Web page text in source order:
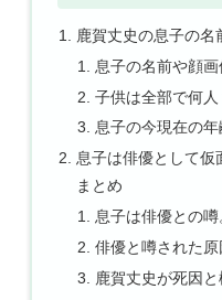
鹿賀丈史の息子の
息子の名前や顔
子供は全部で何
息子の今現在の年
息子は俳優として仮
まとめ
息子は俳優との
俳優と噂された
鹿賀丈史が死因